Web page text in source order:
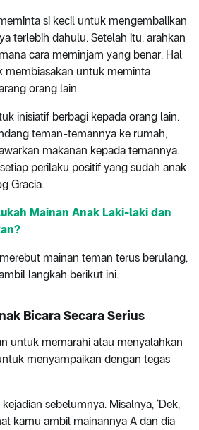
si kecil untuk mengembalikan
terlebih dahulu. Setelah itu, arahkan
cara meminjam yang benar. Hal
membiasakan untuk meminta
orang lain.
inisiatif berbagi kepada orang lain.
teman-temannya ke rumah,
makanan kepada temannya.
perilaku positif yang sudah anak
Gracia.
Mainan Anak Laki-laki dan
mainan teman terus berulang,
langkah berikut ini.
Bicara Secara Serius
untuk memarahi atau menyalahkan
menyampaikan dengan tegas
sebelumnya. Misalnya, ‘Dek,
kamu ambil mainannya A dan dia